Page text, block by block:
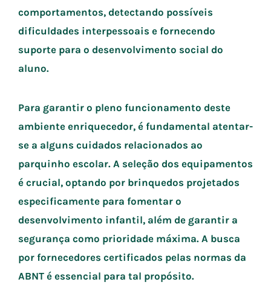
comportamentos, detectando possíveis
dificuldades interpessoais e fornecendo
suporte para o desenvolvimento social do
aluno.
Para garantir o pleno funcionamento deste
ambiente enriquecedor, é fundamental atentar-
se a alguns cuidados relacionados ao
parquinho escolar. A seleção dos equipamentos
é crucial, optando por brinquedos projetados
especificamente para fomentar o
desenvolvimento infantil, além de garantir a
segurança como prioridade máxima. A busca
por fornecedores certificados pelas normas da
ABNT é essencial para tal propósito.